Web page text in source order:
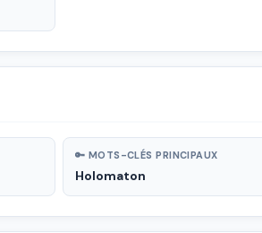
🔑 MOTS-CLÉS PRINCIPAUX
Holomaton